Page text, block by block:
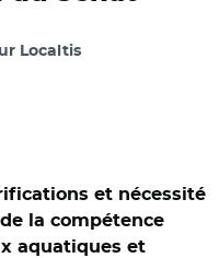
Localtis
et nécessité
la compétence
aquatiques et